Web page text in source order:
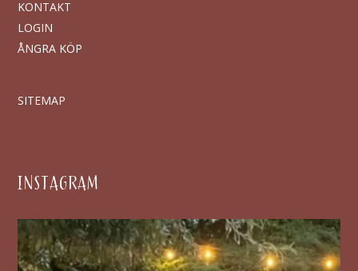
KONTAKT
LOGIN
ÅNGRA KÖP
SITEMAP
INSTAGRAM